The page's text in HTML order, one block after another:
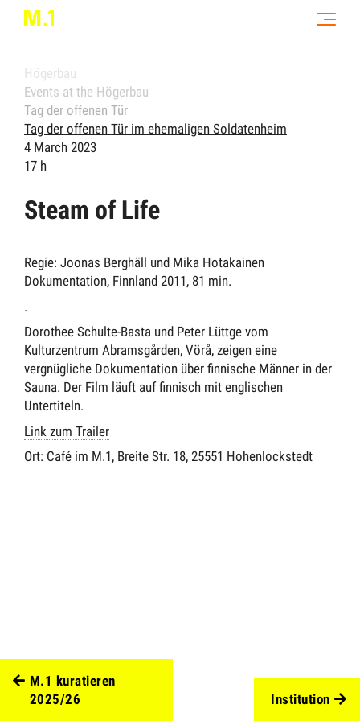
Högerbau
Events at the Högerbau
Tag der offenen Tür
Tag der offenen Tür im ehemaligen Soldatenheim
4 March 2023
17 h
Steam of Life
Regie: Joonas Berghäll und Mika Hotakainen
Dokumentation, Finnland 2011, 81 min.
.
Dorothee Schulte-Basta und Peter Lüttge vom
Kulturzentrum Abramsgården, Vörå, zeigen eine
vergnügliche Dokumentation über finnische Männer in der
Sauna. Der Film läuft auf finnisch mit englischen
Untertiteln.
Link zum Trailer
Ort: Café im M.1, Breite Str. 18, 25551 Hohenlockstedt
M.1 kuratieren
2025/26
Institution